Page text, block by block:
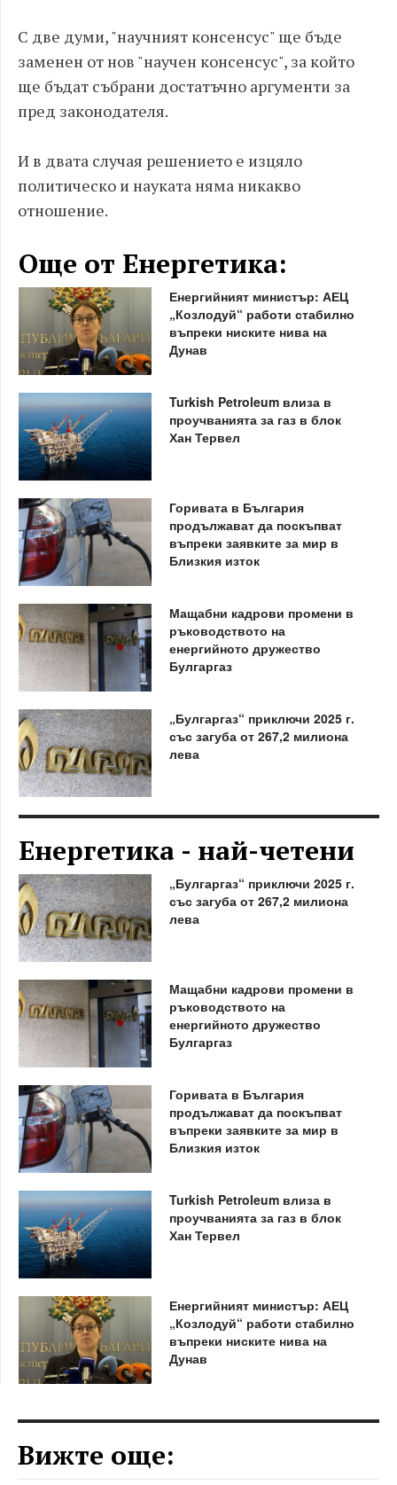
С две думи, "научният консенсус" ще бъде
заменен от нов "научен консенсус", за който
ще бъдат събрани достатъчно аргументи за
пред законодателя.
И в двата случая решението е изцяло
политическо и науката няма никакво
отношение.
Още от Енергетика:
Енергийният министър: АЕЦ
„Козлодуй“ работи стабилно
въпреки ниските нива на
Дунав
Turkish Petroleum влиза в
проучванията за газ в блок
Хан Тервел
Горивата в България
продължават да поскъпват
въпреки заявките за мир в
Близкия изток
Мащабни кадрови промени в
ръководството на
енергийното дружество
Булгаргаз
„Булгаргаз“ приключи 2025 г.
със загуба от 267,2 милиона
лева
Енергетика - най-четени
„Булгаргаз“ приключи 2025 г.
със загуба от 267,2 милиона
лева
Мащабни кадрови промени в
ръководството на
енергийното дружество
Булгаргаз
Горивата в България
продължават да поскъпват
въпреки заявките за мир в
Близкия изток
Turkish Petroleum влиза в
проучванията за газ в блок
Хан Тервел
Енергийният министър: АЕЦ
„Козлодуй“ работи стабилно
въпреки ниските нива на
Дунав
Вижте още: